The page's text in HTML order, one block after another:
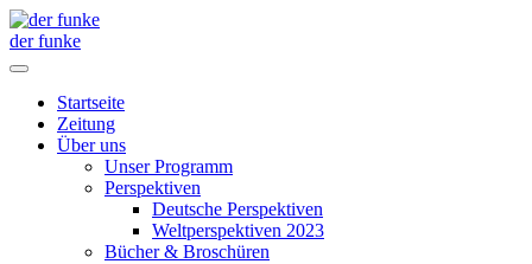
der funke
Startseite
Zeitung
Über uns
Unser Programm
Perspektiven
Deutsche Perspektiven
Weltperspektiven 2023
Bücher & Broschüren